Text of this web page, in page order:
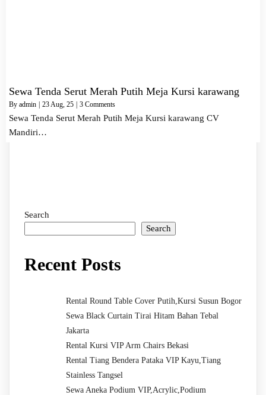
Sewa Tenda Serut Merah Putih Meja Kursi karawang
By admin 23Aug, 25 3 Comments
Sewa Tenda Serut Merah Putih Meja Kursi karawang CV
Mandiri…
Search
Search
Recent Posts
Rental Round Table Cover Putih,Kursi Susun Bogor
Sewa Black Curtain Tirai Hitam Bahan Tebal
Jakarta
Rental Kursi VIP Arm Chairs Bekasi
Rental Tiang Bendera Pataka VIP Kayu,Tiang
Stainless Tangsel
Sewa Aneka Podium VIP,Acrylic,Podium